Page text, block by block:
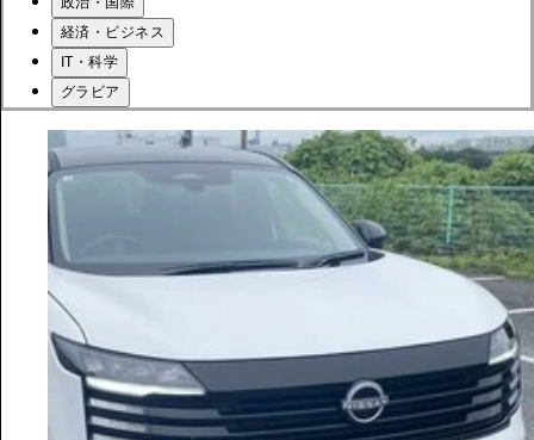
経済・ビジネス
IT・科学
グラビア